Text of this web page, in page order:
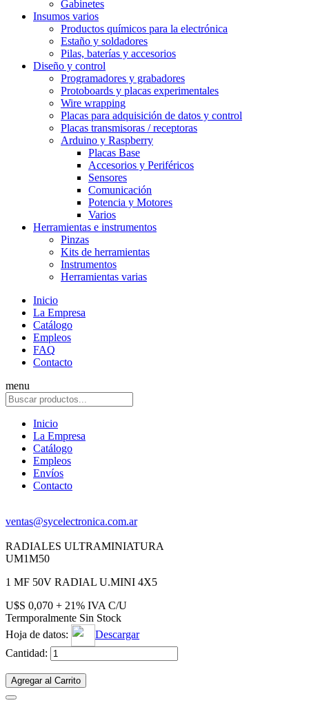
Gabinetes
Insumos varios
Productos químicos para la electrónica
Estaño y soldadores
Pilas, baterías y accesorios
Diseño y control
Programadores y grabadores
Protoboards y placas experimentales
Wire wrapping
Placas para adquisición de datos y control
Placas transmisoras / receptoras
Arduino y Raspberry
Placas Base
Accesorios y Periféricos
Sensores
Comunicación
Potencia y Motores
Varios
Herramientas e instrumentos
Pinzas
Kits de herramientas
Instrumentos
Herramientas varias
Inicio
La Empresa
Catálogo
Empleos
FAQ
Contacto
menu
Inicio
La Empresa
Catálogo
Empleos
Envíos
Contacto
ventas@sycelectronica.com.ar
RADIALES ULTRAMINIATURA
UM1M50
1 MF 50V RADIAL U.MINI 4X5
U$S 0,070 + 21% IVA C/U
Termporalmente Sin Stock
Hoja de datos:
Descargar
Cantidad:
Agregar al Carrito